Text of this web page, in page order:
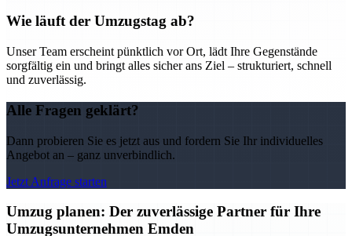
Wie läuft der Umzugstag ab?
Unser Team erscheint pünktlich vor Ort, lädt Ihre Gegenstände
sorgfältig ein und bringt alles sicher ans Ziel – strukturiert, schnell
und zuverlässig.
Alle Fragen geklärt?
Dann probieren Sie es jetzt aus und fordern Sie Ihr individuelles
Angebot an – ganz unverbindlich.
Jetzt Anfrage starten
Umzug planen: Der zuverlässige Partner für Ihre
Umzugsunternehmen Emden